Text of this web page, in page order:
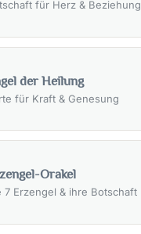
für Herz & Beziehung
der Heilung
für Kraft & Genesung
Orakel
7 Erzengel & ihre Botschaft